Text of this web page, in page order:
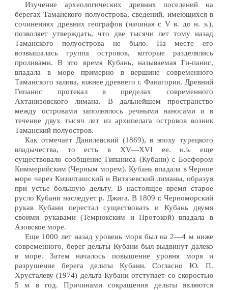
Изучение археологических древних поселений на
берегах Таманского полуострова, сведений, имеющихся в
сочинениях древних географов (начиная с V в. до н. э.),
позволяет утверждать, что две тысячи лет тому назад
Таманского полуострова не было. На месте его
возвышалась группа островов, которые разделялись
проливами. В это время Кубань, называемая Ги-панис,
впадала в море примерно в вершине современного
Таманского залива, южнее древнего г. Фанагории. Древний
Гипанис протекал в пределах современного
Ахтанизовского лимана. В дальнейшем пространство
между островами заполнялось речными наносами и в
течение двух тысяч лет из архипелага островов возник
Таманский полуостров.
Как отмечает Данилевский (1869), в эпоху турецкого
владычества, то есть в XV—XVI ее. н.э. еще
существовало сообщение Гипаниса (Кубани) с Босфором
Киммерийским (Черным морем). Кубань впадала в Черное
море через Кизилташский и Витязевский лиманы, образуя
при устье большую дельту. В настоящее время старое
русло Кубани наследует р. Джига. В 1809 г. Черноморский
рукав Кубани перестал существовать и Кубань двумя
своими рукавами (Темрюкским и Протокой) впадала в
Азовское море.
Еще 1000 лет назад уровень моря был на 2—4 м ниже
современного, берег дельты Кубани был выдвинут далеко
в море. Затем началось повышение уровня моря и
разрушение берега дельты Кубани. Согласно Ю. П.
Хрусталеву (1974) дельта Кубани отступает со скоростью
5 м в год. Причинами сокращения дельты являются